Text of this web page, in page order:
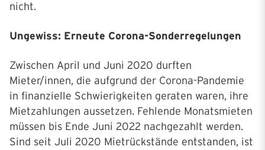
nicht.
Ungewiss: Erneute Corona-Sonderregelungen
Zwischen April und Juni 2020 durften
Mieter/innen, die aufgrund der Corona-Pandemie
in finanzielle Schwierigkeiten geraten waren, ihre
Mietzahlungen aussetzen. Fehlende Monatsmieten
müssen bis Ende Juni 2022 nachgezahlt werden.
Sind seit Juli 2020 Mietrückstände entstanden, ist